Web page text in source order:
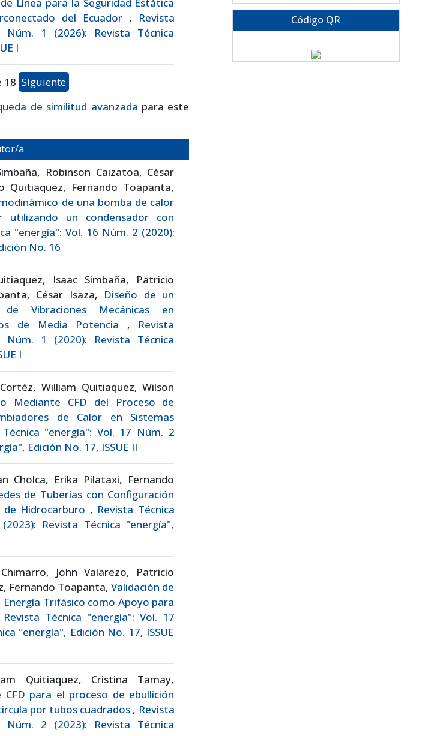
del Ecuador ,
Revista
1 (2026): Revista Técnica
I
18 Siguiente
de similitud avanzada para este
a
Robinson Caizatoa, César
Quitiaquez, Fernando Toapanta,
de una bomba de calor
utilizando un condensador con
"energía": Vol. 16 Núm. 2 (2020):
No. 16
Isaac Simbaña, Patricio
César Isaza, Diseño de un
Vibraciones Mecánicas en
de Media Potencia , Revista
1 (2020): Revista Técnica
I
William Quitiaquez, Wilson
Mediante CFD del Proceso de
de Calor en Sistemas
Técnica "energía": Vol. 17 Núm. 2
Edición No. 17, ISSUE II
Cholca, Erika Pilataxi, Fernando
de Tuberías con Configuración
Hidrocarburo , Revista Técnica
Revista Técnica "energía",
John Valarezo, Patricio
Fernando Toapanta,Validación de
Trifásico como Apoyo para
Revista Técnica "energía": Vol. 17
"energía", Edición No. 17, ISSUE
Quitiaquez, Cristina Tamay,
para el proceso de ebullición
por tubos cuadrados , Revista
2 (2023): Revista Técnica
Código QR